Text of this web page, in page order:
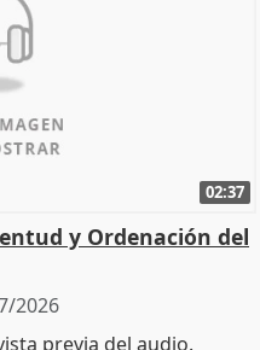
02:37
y Ordenación del
2026